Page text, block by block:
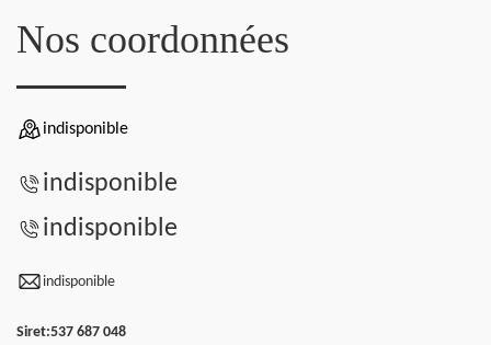
Nos coordonnées
indisponible
indisponible
indisponible
indisponible
Siret:537 687 048